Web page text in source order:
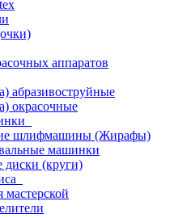
аппаратов
абразивоструйные
окрасочные
шлифмашины (Жирафы)
машинки
(круги)
мастерской